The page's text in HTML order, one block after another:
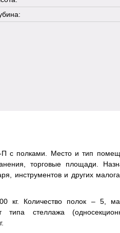
с полками. Место и тип
торговые площади.
инструментов и других
кг. Количество полок – 5,
типа стеллажа